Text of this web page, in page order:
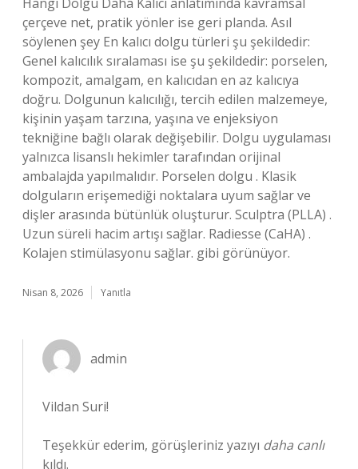
çerçeve net, pratik yönler ise geri planda. Asıl
söylenen şey En kalıcı dolgu türleri şu şekildedir:
Genel kalıcılık sıralaması ise şu şekildedir: porselen,
kompozit, amalgam, en kalıcıdan en az kalıcıya
doğru. Dolgunun kalıcılığı, tercih edilen malzemeye,
kişinin yaşam tarzına, yaşına ve enjeksiyon
tekniğine bağlı olarak değişebilir. Dolgu uygulaması
yalnızca lisanslı hekimler tarafından orijinal
ambalajda yapılmalıdır. Porselen dolgu . Klasik
dolguların erişemediği noktalara uyum sağlar ve
dişler arasında bütünlük oluşturur. Sculptra (PLLA) .
Uzun süreli hacim artışı sağlar. Radiesse (CaHA) .
Kolajen stimülasyonu sağlar. gibi görünüyor.
Nisan 8, 2026 Yanıtla
admin
Vildan Suri!
Teşekkür ederim, görüşleriniz yazıyı daha canlı
kıldı.